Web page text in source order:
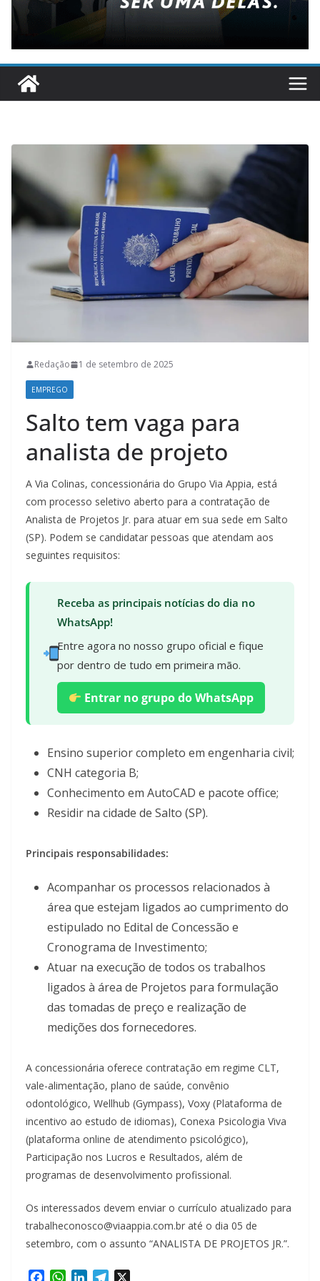
Redação 1 de setembro de 2025
EMPREGO
Salto tem vaga para
analista de projeto
A Via Colinas, concessionária do Grupo Via Appia, está
com processo seletivo aberto para a contratação de
Analista de Projetos Jr. para atuar em sua sede em Salto
(SP). Podem se candidatar pessoas que atendam aos
seguintes requisitos:
Receba as principais notícias do dia no
WhatsApp!
Entre agora no nosso grupo oficial e fique
por dentro de tudo em primeira mão.
Entrar no grupo do WhatsApp
Ensino superior completo em engenharia civil;
CNH categoria B;
Conhecimento em AutoCAD e pacote office;
Residir na cidade de Salto (SP).
Principais responsabilidades:
Acompanhar os processos relacionados à
área que estejam ligados ao cumprimento do
estipulado no Edital de Concessão e
Cronograma de Investimento;
Atuar na execução de todos os trabalhos
ligados à área de Projetos para formulação
das tomadas de preço e realização de
medições dos fornecedores.
A concessionária oferece contratação em regime CLT,
vale-alimentação, plano de saúde, convênio
odontológico, Wellhub (Gympass), Voxy (Plataforma de
incentivo ao estudo de idiomas), Conexa Psicologia Viva
(plataforma online de atendimento psicológico),
Participação nos Lucros e Resultados, além de
programas de desenvolvimento profissional.
Os interessados devem enviar o currículo atualizado para
trabalheconosco@viaappia.com.br até o dia 05 de
setembro, com o assunto “ANALISTA DE PROJETOS JR.”.
W